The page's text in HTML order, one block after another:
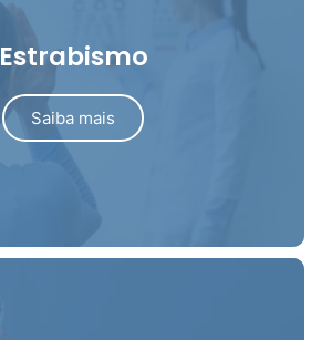
Estrabismo
Saiba mais